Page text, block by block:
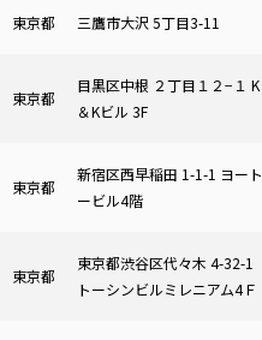
東京都 三鷹市大沢 5丁目3-11
東京都
目黒区中根 ２丁目１２−１ K
＆Kビル 3F
東京都
新宿区西早稲田 1-1-1 ヨート
ービル4階
東京都
東京都渋谷区代々木 4-32-1
トーシンビルミレニアム4Ｆ